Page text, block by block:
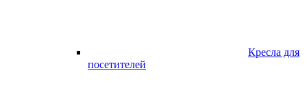
Кресла для
посетителей